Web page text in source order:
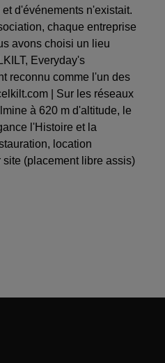
d'événements n'existait.
chaque entreprise
avons choisi un lieu
Everyday's
reconnu comme l'un des
| Sur les réseaux
à 620 m d'altitude, le
l'Histoire et la
location
(placement libre assis)